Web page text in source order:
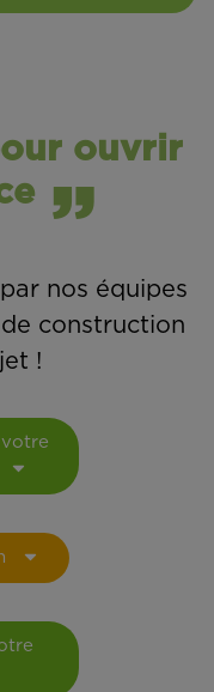
ouvrir
nos équipes
construction
!
votre